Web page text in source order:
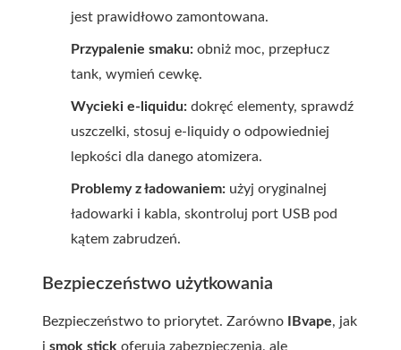
jest prawidłowo zamontowana.
Przypalenie smaku: obniż moc, przepłucz
tank, wymień cewkę.
Wycieki e-liquidu: dokręć elementy, sprawdź
uszczelki, stosuj e-liquidy o odpowiedniej
lepkości dla danego atomizera.
Problemy z ładowaniem: użyj oryginalnej
ładowarki i kabla, skontroluj port USB pod
kątem zabrudzeń.
Bezpieczeństwo użytkowania
Bezpieczeństwo to priorytet. Zarówno IBvape, jak
i smok stick oferują zabezpieczenia, ale